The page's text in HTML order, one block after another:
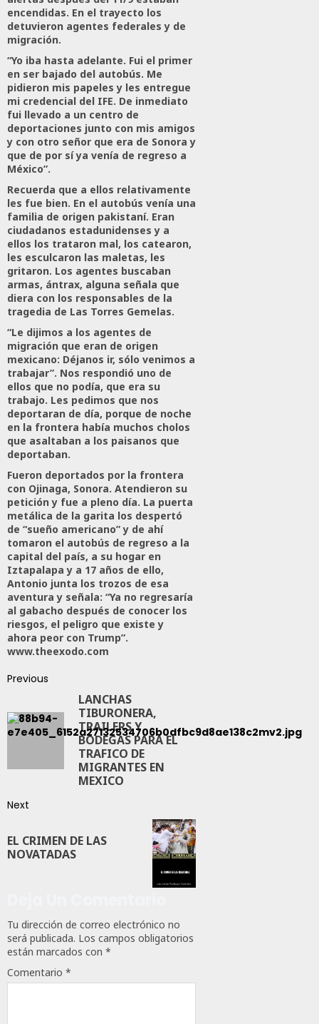
encendidas. En el trayecto los
detuvieron agentes federales y de
migración.
“Yo iba hasta adelante. Fui el primer
en ser bajado del autobús. Me
pidieron mis papeles y les entregue
mi credencial del IFE. De inmediato
fui llevado a un centro de
deportaciones junto con mis amigos
y con otro señor que era de Sonora y
que de por sí ya venía de regreso a
México”.
Recuerda que a ellos relativamente
les fue bien. En el autobús venía una
familia de origen pakistaní. Eran
ciudadanos estadunidenses y a
ellos los trataron mal, los catearon,
les esculcaron las maletas, les
gritaron. Los agentes buscaban
armas, ántrax, alguna señala que
diera con los responsables de la
tragedia de Las Torres Gemelas.
“Le dijimos a los agentes de
migración que eran de origen
mexicano: Déjanos ir, sólo venimos a
trabajar”. Nos respondió uno de
ellos que no podía, que era su
trabajo. Les pedimos que nos
deportaran de día, porque de noche
en la frontera había muchos cholos
que asaltaban a los paisanos que
deportaban.
Fueron deportados por la frontera
con Ojinaga, Sonora. Atendieron su
petición y fue a pleno día. La puerta
metálica de la garita los despertó
de “sueño americano” y de ahí
tomaron el autobús de regreso a la
capital del país, a su hogar en
Iztapalapa y a 17 años de ello,
Antonio junta los trozos de esa
aventura y señala: “Ya no regresaría
al gabacho después de conocer los
riesgos, el peligro que existe y
ahora peor con Trump”.
www.theexodo.com
Previous
LANCHAS
TIBURONERA,
TRAILERS Y
BODEGAS PARA EL
TRAFICO DE
MIGRANTES EN
MEXICO
Next
EL CRIMEN DE LAS
NOVATADAS
Tu dirección de correo electrónico no
será publicada. Los campos obligatorios
están marcados con *
Comentario *